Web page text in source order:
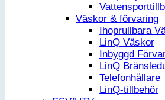
Väskor & förvaring
Ihoprullbara
LinQ Väskor
Inbyggd
LinQ
Telefonhållare
LinQ-tillbehör